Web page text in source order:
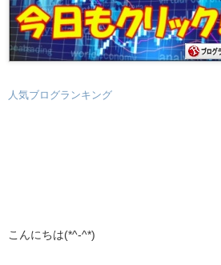
人気ブログランキング
こんにちは(*^-^*)